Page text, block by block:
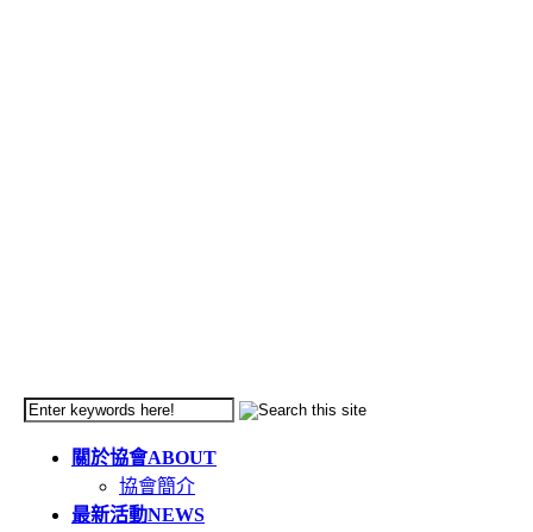
關於協會ABOUT
協會簡介
最新活動NEWS